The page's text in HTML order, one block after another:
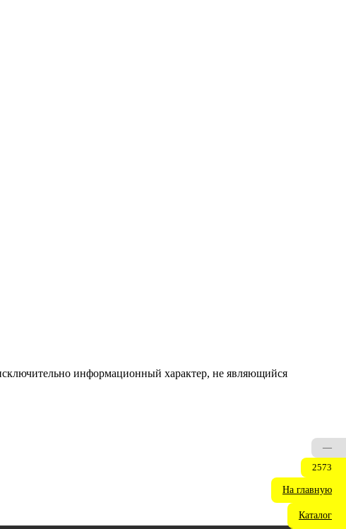
информационный характер, не являющийся
—
2573
На главную
Каталог